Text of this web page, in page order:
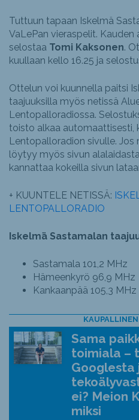
Tuttuun tapaan Iskelmä
VaLePan vieraspelit. Kauden
selostaa Tomi Kaksonen.
kuullaan kello 16.25 ja
Ottelun voi kuunnella paitsi
taajuuksilla myös netissä
Lentopalloradiossa.
toisto alkaa automaattisesti,
Lentopalloradion sivulle. Jos
löytyy myös sivun
kannattaa kokeilla sivun
+ KUUNTELE NETISSÄ:
LENTOPALLORADIO
Iskelmä Sastamalan
Sastamala 101,2 MHz
Hämeenkyrö 96,9 MHz
Kankaanpää 105,3 MHz
Sama
toimiala –
Googlesta
ei? Meion
miksi